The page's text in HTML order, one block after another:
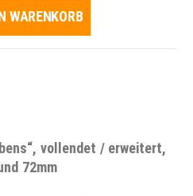
WARENKORB
vollendet / erweitert,
72mm